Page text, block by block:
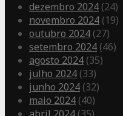
dezembro 2024 (24)
novembro 2024 (19)
outubro 2024 (27)
setembro 2024 (46)
agosto 2024 (35)
julho 2024 (33)
junho 2024 (32)
maio 2024 (40)